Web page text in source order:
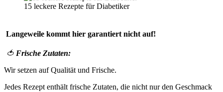
15 leckere Rezepte für Diabetiker
Langeweile kommt hier garantiert nicht auf!
🍅 Frische Zutaten:
Wir setzen auf Qualität und Frische.
Jedes Rezept enthält frische Zutaten, die nicht nur den Geschmack